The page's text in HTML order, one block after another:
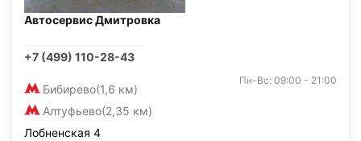
Автосервис Дмитровка
+7 (499) 110-28-43
Бибирево(1,6 км)
Алтуфьево(2,35 км)
Пн-Вс: 09:00 - 21:00
Лобненская 4